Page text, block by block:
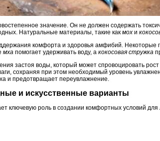
значение. Он не должен содержать
Натуральные материалы, такие как мох и
комфорта и здоровья амфибий. Некоторые
мха помогает удерживать воду, а кокосовая стружка
застоя воды, который может спровоцировать
сохраняя при этом необходимый уровень
и предотвращает переувлажнение.
и искусственные варианты
ключевую роль в создании комфортных условий